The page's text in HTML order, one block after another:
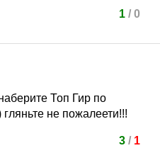
1/ 0
Топ Гир по
не пожалеети!!!
3/ 1